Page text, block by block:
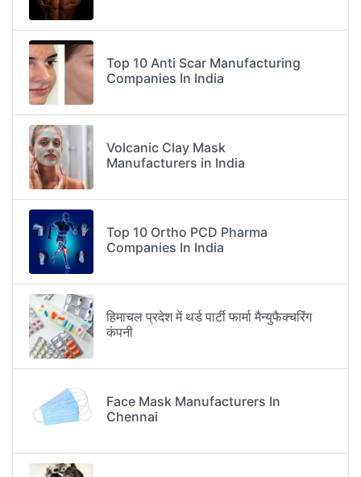
Top 10 Anti Scar Manufacturing
Companies In India
Volcanic Clay Mask
Manufacturers in India
Top 10 Ortho PCD Pharma
Companies In India
हिमाचल प्रदेश में थर्ड पार्टी फार्मा मैन्युफैक्चरिंग
कंपनी
Face Mask Manufacturers In
Chennai